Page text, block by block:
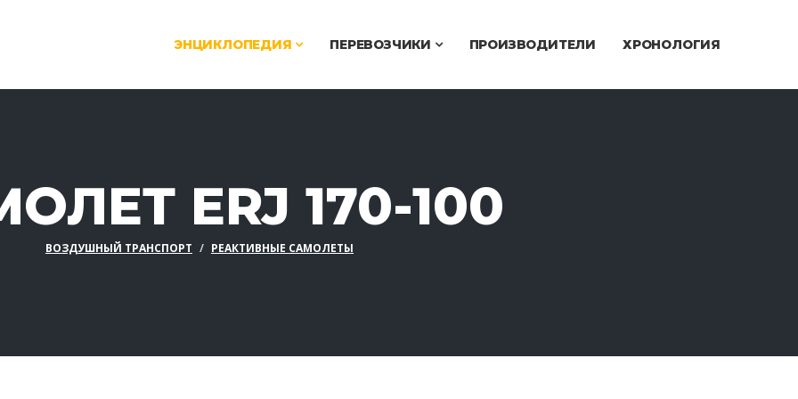
ЭНЦИКЛОПЕДИЯ ПЕРЕВОЗЧИКИ ПРОИЗВОДИТЕЛИ ХРОНОЛОГИЯ
ERJ 170-100
ВОЗДУШНЫЙ ТРАНСПОРТ РЕАКТИВНЫЕ САМОЛЕТЫ